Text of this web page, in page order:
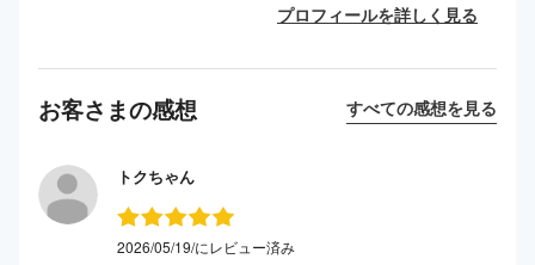
プロフィールを詳しく見る
お客さまの感想 すべての感想を見る
トクちゃん
2026/05/19/にレビュー済み